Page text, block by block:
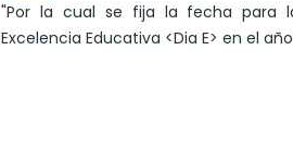
"Por la cual se fija la fecha para
Excelencia Educativa <Dia E> en el año